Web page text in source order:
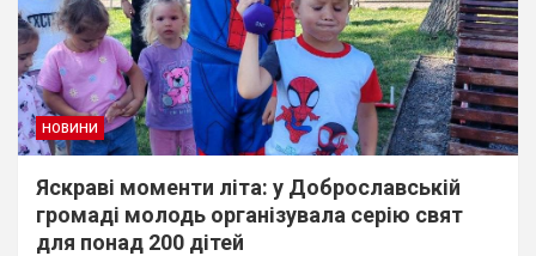
НОВИНИ
Яскраві моменти літа: у Доброславській
громаді молодь організувала серію свят
для понад 200 дітей